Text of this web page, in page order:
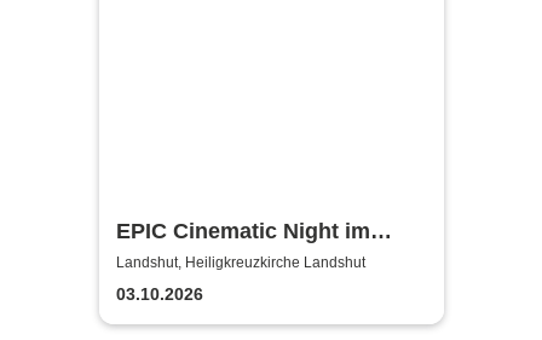
EPIC Cinematic Night im
Lichterglanz - Von Gladiator
bis Heart of Courage
Landshut, Heiligkreuzkirche Landshut
03.10.2026